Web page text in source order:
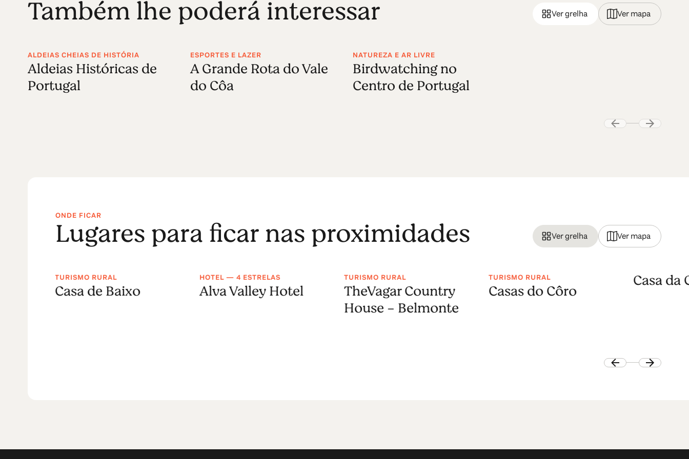
Também lhe poderá interessar Ver grelha Ver mapa
ALDEIAS CHEIAS DE HISTÓRIA
Aldeias Históricas de
Portugal
ESPORTES E LAZER
A Grande Rota do Vale
do Côa
NATUREZA E AR LIVRE
Birdwatching no
Centro de Portugal
ONDE FICAR
Lugares para ficar nas proximidades Ver grelha Ver mapa
TURISMO RURAL
Casa de Baixo
HOTEL — 4 ESTRELAS
Alva Valley Hotel
TURISMO RURAL
TheVagar Country
House - Belmonte
TURISMO RURAL
Casas do Côro
Casa da